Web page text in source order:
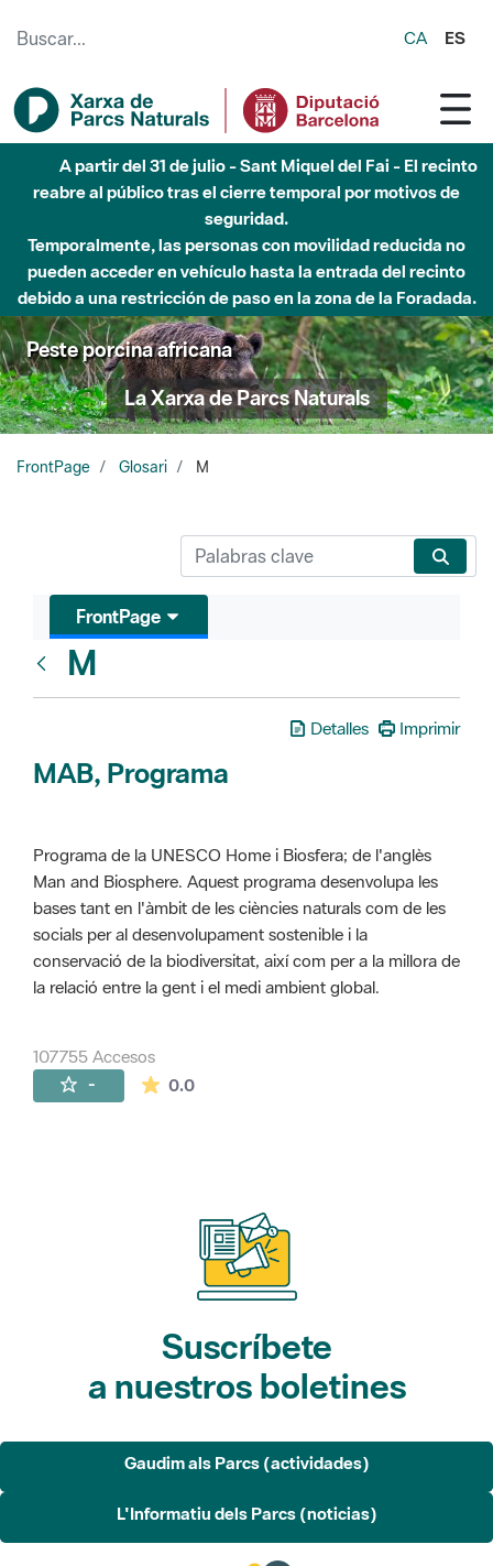
CA ES
A partir del 31 de julio - Sant Miquel del Fai - El recinto
reabre al público tras el cierre temporal por motivos de
seguridad.
Temporalmente, las personas con movilidad reducida no
pueden acceder en vehículo hasta la entrada del recinto
debido a una restricción de paso en la zona de la Foradada.
Peste porcina africana
La Xarxa de Parcs Naturals
FrontPage Glosari M
FrontPage
M
Detalles Imprimir
MAB, Programa
Programa de la UNESCO Home i Biosfera; de l'anglès
Man and Biosphere. Aquest programa desenvolupa les
bases tant en l'àmbit de les ciències naturals com de les
socials per al desenvolupament sostenible i la
conservació de la biodiversitat, així com per a la millora de
la relació entre la gent i el medi ambient global.
107755 Accesos
- 0.0La valoración media es de 0 estrellas de
Suscríbete
a nuestros boletines
Gaudim als Parcs (actividades)
L'Informatiu dels Parcs (noticias)